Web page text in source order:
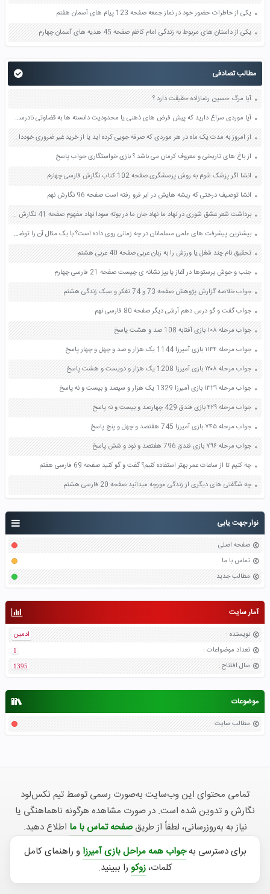
نوار جهت یابی
صفحه اصلی
تماس با ما
مطالب جدید
آمار سایت
نویسنده :
ادمین
تعداد موضواعات :
1
سال افتتاح :
1395
موضوعات
مطالب سایت
یکی از خاطرات حضور خود در نماز جمعه صفحه 123 پیام های آسمان هفتم
یکی از داستان های مربوط به زندگی امام کاظم صفحه 45 هدیه های آسمان چهارم
مطالب تصادفی
آیا مرگ حسین رضازاده حقیقت دارد ؟
آیا موردی سراغ دارید که پیش فرض های ذهنی یا محدودیت دانسته ها به قضاوتی نادرست منجر شده باشد صفحه 16 تفکر و سبک زندگی هفتم
از امروز به مدت یک ماه در هر موردی که صرفه جویی کرده اید یا از خرید غیر ضروری خودداری می کنید آن را یاداشت و به معلم ارائه بدهید صفحه 42 مطالعات اجتماعی هفتم
از باغ های تاریخی و معروف کرمان می باشد ؟ بازی خواستگاری جواب پاسخ
انشا اگر پزشک شوم به روش پرسشگری صفحه 102 کتاب نگارش فارسی چهارم
انشا توصیف درختی که ریشه هایش در ابر فرو رفته است صفحه 96 نگارش نهم
برداشت شعر عشق شوری در نهاد ما نهاد جان ما در بوته سودا نهاد مفهوم صفحه 41 نگارش دوازدهم
بیشترین پیشرفت های علمی مسلمانان در چه زمانی روی داده است؟ با یک مثال آن را توضیح دهید صفحه 140 پیام های آسمان هفتم
تحقیق نام چند شغل یا ورزش را به زبان عربی صفحه 40 عربی هشتم
جنب و جوش پرستوها در آغاز پاییز نشانه ی چیست صفحه 21 فارسی چهارم
جواب خلاصه گزارش پژوهش صفحه 73 و 74 تفکر و سبک زندگی هشتم
جواب گفت و گو درس دهم آرشی دیگر صفحه 80 فارسی نهم
جواب مرحله ۱۰۸ بازی آفتابه 108 صد و هشت پاسخ
جواب مرحله ۱۱۴۴ بازی آمیرزا 1144 یک هزار و صد و چهل و چهار پاسخ
جواب مرحله ۱۲۰۸ بازی آمیرزا 1208 یک هزار و دویست و هشت پاسخ
جواب مرحله ۱۳۲۹ بازی آمیرزا 1329 یک هزار و سیصد و بیست و نه پاسخ
جواب مرحله ۴۲۹ بازی فندق 429 چهارصد و بیست و نه پاسخ
جواب مرحله ۷۴۵ بازی آمیرزا 745 هفتصد و چهل و پنج پاسخ
جواب مرحله ۷۹۶ بازی فندق 796 هفتصد و نود و شش پاسخ
چه کنیم تا از ساعات عمر بهتر استفاده کنیم؟ گفت و گو کنید صفحه 69 فارسی هفتم
چه شگفتی های دیگری از زندگی مورچه میدانید صفحه 20 فارسی هشتم
تمامی محتوای این وب‌سایت به‌صورت رسمی توسط تیم نکس‌لود
نگارش و تدوین شده است. در صورت مشاهده هرگونه ناهماهنگی یا
نیاز به به‌روزرسانی، لطفاً از طریقصفحه تماس با ما اطلاع دهید.
برای دسترسی به جواب همه مراحل بازی آمیرزا و راهنمای کامل
کلمات،زوکو را ببینید.